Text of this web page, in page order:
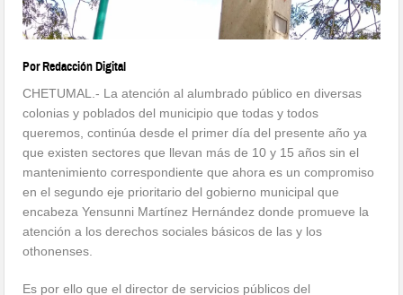
Por Redacción Digital
CHETUMAL.- La atención al alumbrado público en diversas
colonias y poblados del municipio que todas y todos
queremos, continúa desde el primer día del presente año ya
que existen sectores que llevan más de 10 y 15 años sin el
mantenimiento correspondiente que ahora es un compromiso
en el segundo eje prioritario del gobierno municipal que
encabeza Yensunni Martínez Hernández donde promueve la
atención a los derechos sociales básicos de las y los
othonenses.
Es por ello que el director de servicios públicos del